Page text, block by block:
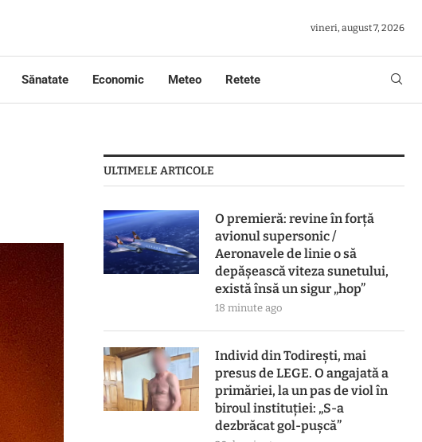
vineri, august 7, 2026
Sănatate Economic Meteo Retete
ULTIMELE ARTICOLE
O premieră: revine în forță
avionul supersonic /
Aeronavele de linie o să
depășească viteza sunetului,
există însă un sigur „hop”
18 minute ago
Individ din Todirești, mai
presus de LEGE. O angajată a
primăriei, la un pas de viol în
biroul instituției: „S-a
dezbrăcat gol-pușcă”